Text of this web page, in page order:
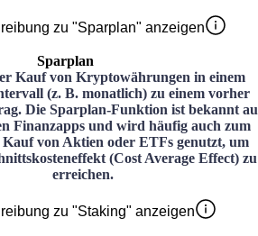
zu "Sparplan" anzeigen
Sparplan
Kauf von Kryptowährungen in einem
(z. B. monatlich) zu einem vorher
Die Sparplan-Funktion ist bekannt
Finanzapps und wird häufig auch zum
Kauf von Aktien oder ETFs genutzt, um
(Cost Average Effect) zu
erreichen.
zu "Staking" anzeigen